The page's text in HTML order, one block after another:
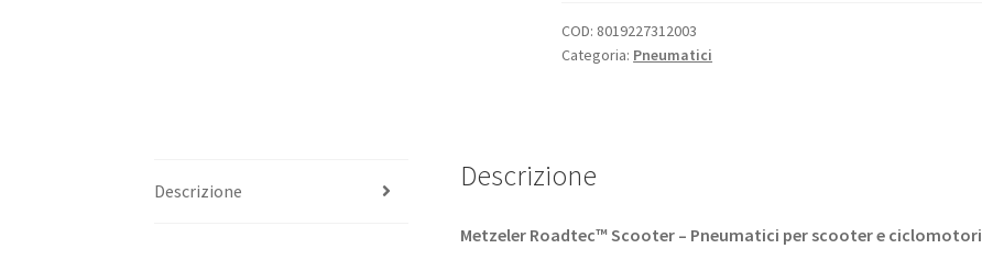
COD: 8019227312003
Categoria: Pneumatici
Descrizione Descrizione
Metzeler Roadtec™ Scooter – Pneumatici per scooter e ciclomotori